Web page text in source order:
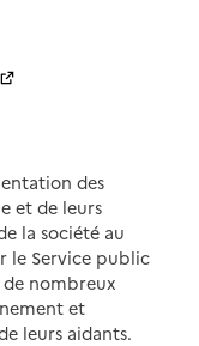
des
et de leurs
la société au
le Service public
nombreux
et
leurs aidants.